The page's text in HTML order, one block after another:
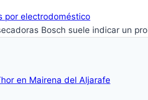
por electrodoméstico
Bosch suele indicar un